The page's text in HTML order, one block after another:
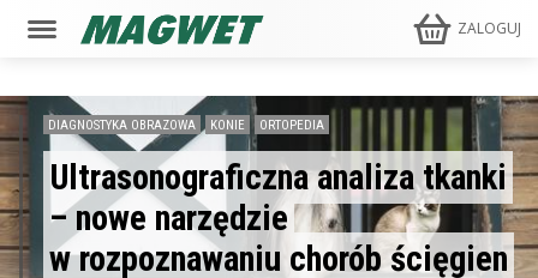
ZALOGUJ
DIAGNOSTYKA OBRAZOWA KONIE ORTOPEDIA
Ultrasonograficzna analiza tkanki
– nowe narzędzie
w rozpoznawaniu chorób ścięgien